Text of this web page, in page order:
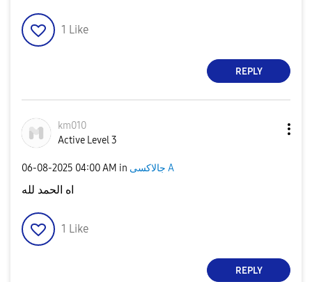
1 Like
REPLY
km010
Active Level 3
‎06-08-2025 04:00 AM in جالاكسى A
اه الحمد لله
1 Like
REPLY